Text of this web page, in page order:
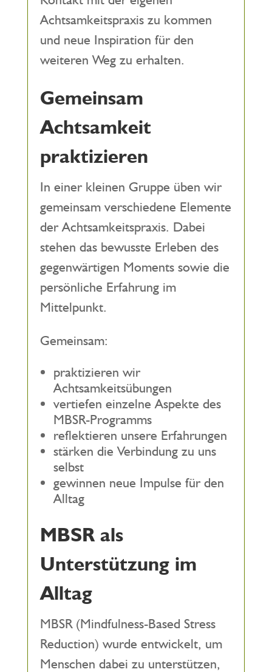
Achtsamkeitspraxis zu kommen
und neue Inspiration für den
weiteren Weg zu erhalten.
Gemeinsam
Achtsamkeit
praktizieren
In einer kleinen Gruppe üben wir
gemeinsam verschiedene Elemente
der Achtsamkeitspraxis. Dabei
stehen das bewusste Erleben des
gegenwärtigen Moments sowie die
persönliche Erfahrung im
Mittelpunkt.
Gemeinsam:
praktizieren wir
Achtsamkeitsübungen
vertiefen einzelne Aspekte des
MBSR-Programms
reflektieren unsere Erfahrungen
stärken die Verbindung zu uns
selbst
gewinnen neue Impulse für den
Alltag
MBSR als
Unterstützung im
Alltag
MBSR (Mindfulness-Based Stress
Reduction) wurde entwickelt, um
Menschen dabei zu unterstützen,